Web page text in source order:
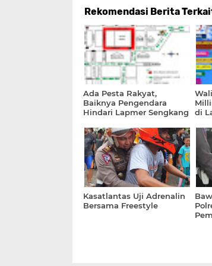
Rekomendasi Berita
Ada Pesta Rakyat,
Baiknya Pengendara
Hindari Lapmer Sengkang
di
Kasatlantas Uji Adrenalin
Bersama Freestyle